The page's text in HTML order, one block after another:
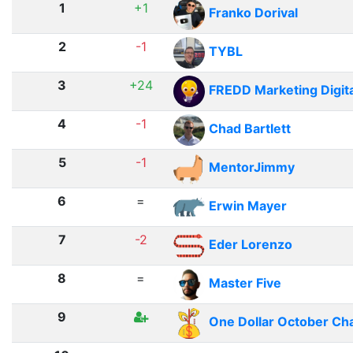
1
+1 Franko Dorival
2 -1 TYBL
3 +24 FREDD Marketing
4 -1 Chad Bartlett
5 -1 MentorJimmy
6 = Erwin Mayer
7 -2 Eder Lorenzo
8 = Master Five
9 One Dollar October